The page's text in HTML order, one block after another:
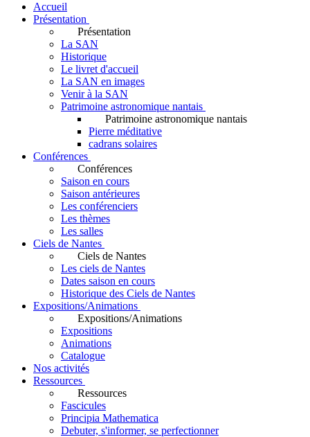
Accueil
Présentation
Présentation
La SAN
Historique
Le livret d'accueil
La SAN en images
Venir à la SAN
Patrimoine astronomique nantais
Patrimoine astronomique nantais
Pierre méditative
cadrans solaires
Conférences
Conférences
Saison en cours
Saison antérieures
Les conférenciers
Les thèmes
Les salles
Ciels de Nantes
Ciels de Nantes
Les ciels de Nantes
Dates saison en cours
Historique des Ciels de Nantes
Expositions/Animations
Expositions/Animations
Expositions
Animations
Catalogue
Nos activités
Ressources
Ressources
Fascicules
Principia Mathematica
Debuter, s'informer, se perfectionner